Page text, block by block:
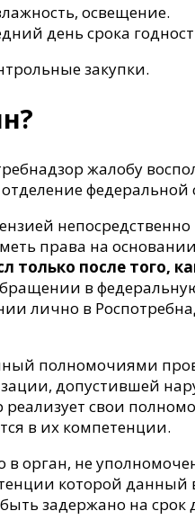
освещение.
день срока
закупки.
жалобу
федеральной
непосредственно
права на
после того,
в
лично в
полномочиями
допустившей
свои
в их компетенции.
в орган, не
которой данный
задержано на срок